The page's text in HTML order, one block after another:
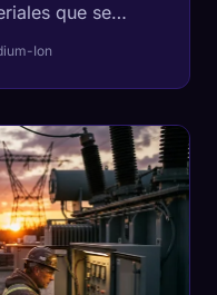
que se
está el por qué
Ion